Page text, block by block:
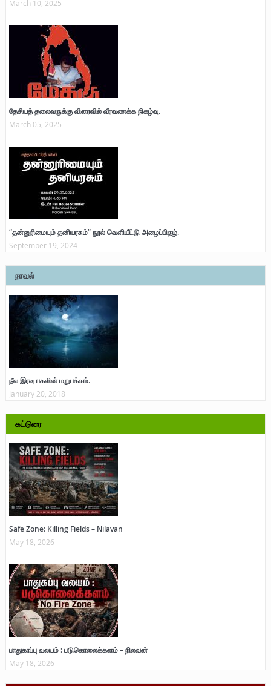
March 10, 2025
தேசியத் தலைவருக்கு விரைவில் வீரவணக்க நிகழ்வு.
March 05, 2025
“தன்னுரிமையும் தனியரசும்” நூல் வெளியீட்டு அழைப்பிதழ்.
September 19, 2024
நாவல்
நீல இரவு பகலின் மறுபக்கம்.
January 20, 2018
கட்டுரை
Safe Zone: Killing Fields – Nilavan
May 18, 2026
பாதுகாப்பு வலயம் : படுகொலைக்களம் – நிலவன்
May 18, 2026